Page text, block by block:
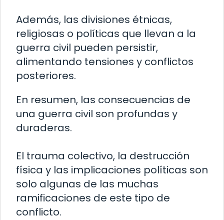
Además, las divisiones étnicas,
religiosas o políticas que llevan a la
guerra civil pueden persistir,
alimentando tensiones y conflictos
posteriores.
En resumen, las consecuencias de
una guerra civil son profundas y
duraderas.
El trauma colectivo, la destrucción
física y las implicaciones políticas son
solo algunas de las muchas
ramificaciones de este tipo de
conflicto.